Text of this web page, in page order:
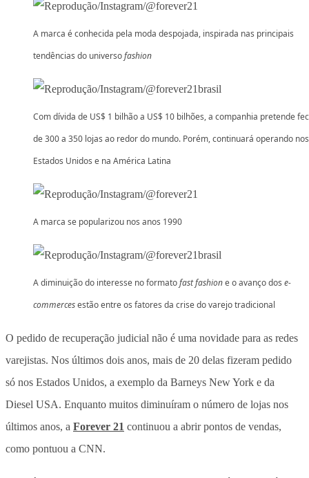
A marca é conhecida pela moda despojada, inspirada nas principais
tendências do universofashion
Com dívida de US$ 1 bilhão a US$ 10 bilhões, a companhia pretende
de 300 a 350 lojas ao redor do mundo. Porém, continuará operando nos
Estados Unidos e na América Latina
A marca se popularizou nos anos 1990
A diminuição do interesse no formatofast fashione o avanço dos e-
commercesestão entre os fatores da crise do varejo tradicional
O pedido de recuperação judicial não é uma novidade para as redes
varejistas. Nos últimos dois anos, mais de 20 delas fizeram pedido
só nos Estados Unidos, a exemplo da Barneys New York e da
Diesel USA. Enquanto muitos diminuíram o número de lojas nos
últimos anos, a Forever 21 continuou a abrir pontos de vendas,
como pontuou a CNN.